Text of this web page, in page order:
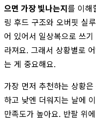
으면 가장 빛나는지를 이해
링 후드 구조와 오버핏 실
어 있어서 일상복으로 쓰
라져요. 그래서 상황별로
는 게 중요해요.
가장 먼저 추천하는 상황은
하고 낮엔 더워지는 날에
만족도가 높아요. 반팔 위